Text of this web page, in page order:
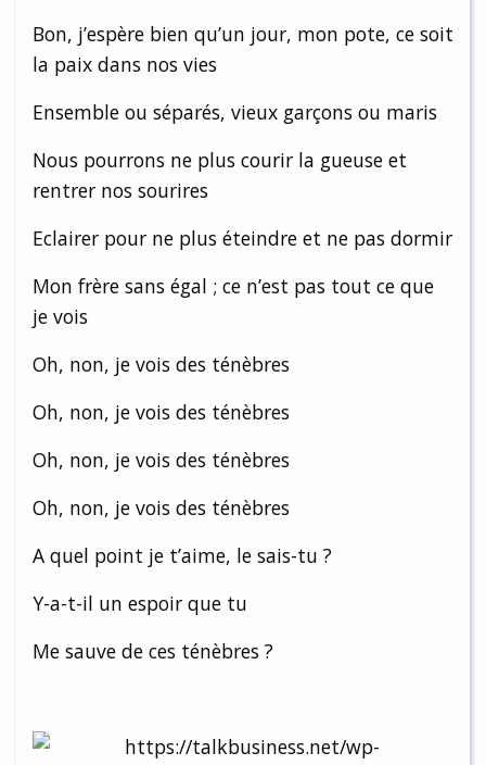
Bon, j’espère bien qu’un jour, mon pote, ce soit
la paix dans nos vies
Ensemble ou séparés, vieux garçons ou maris
Nous pourrons ne plus courir la gueuse et
rentrer nos sourires
Eclairer pour ne plus éteindre et ne pas dormir
Mon frère sans égal ; ce n’est pas tout ce que
je vois
Oh, non, je vois des ténèbres
Oh, non, je vois des ténèbres
Oh, non, je vois des ténèbres
Oh, non, je vois des ténèbres
A quel point je t’aime, le sais-tu ?
Y-a-t-il un espoir que tu
Me sauve de ces ténèbres ?